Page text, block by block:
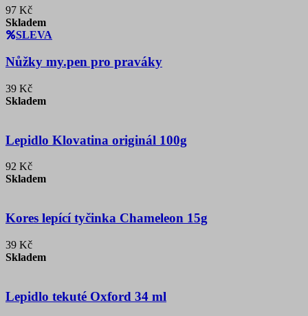
97 Kč
Skladem
SLEVA
Nůžky my.pen pro praváky
39 Kč
Skladem
Lepidlo Klovatina originál 100g
92 Kč
Skladem
Kores lepící tyčinka Chameleon 15g
39 Kč
Skladem
Lepidlo tekuté Oxford 34 ml